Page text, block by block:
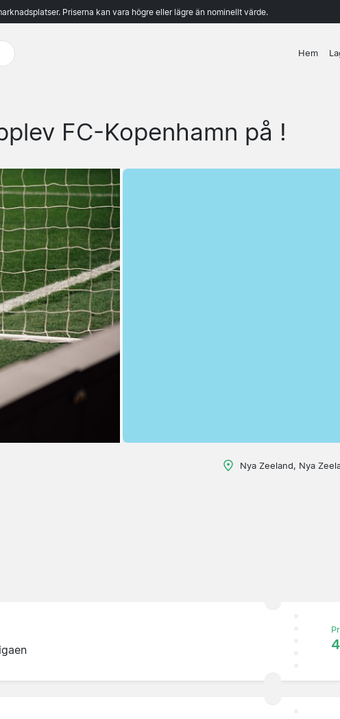
Priserna kan vara högre eller lägre än nominellt värde.
Hem
FC-Kopenhamn på !
Nya Zeeland, Nya